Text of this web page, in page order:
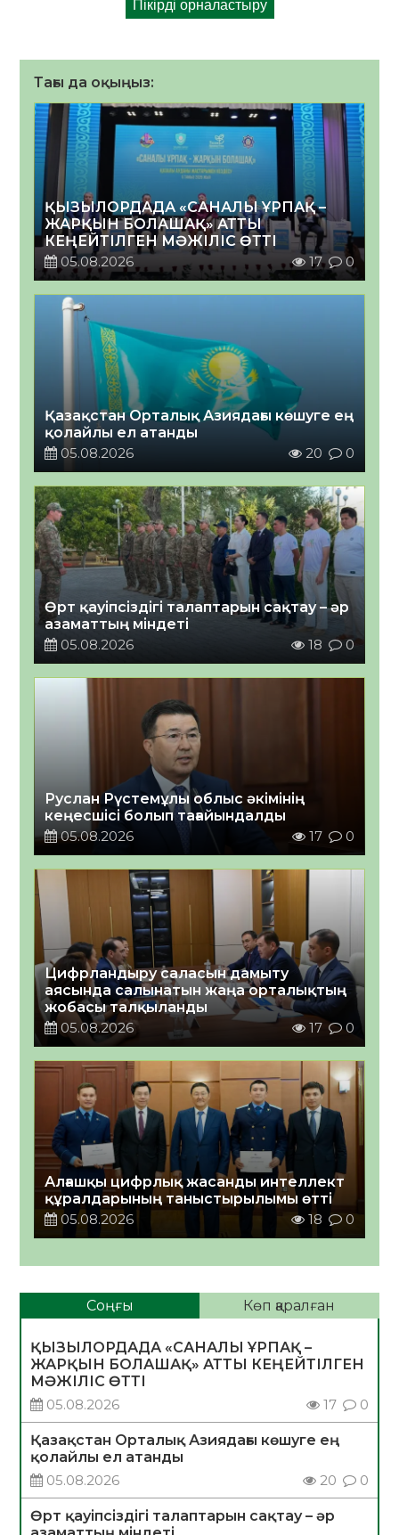
Тағы да оқыңыз:
ҚЫЗЫЛОРДАДА «САНАЛЫ ҰРПАҚ –
ЖАРҚЫН БОЛАШАҚ» АТТЫ
КЕҢЕЙТІЛГЕН МӘЖІЛІС ӨТТІ
05.08.2026
17 0
Қазақстан Орталық Азиядағы көшуге ең
қолайлы ел атанды
05.08.2026
20 0
Өрт қауіпсіздігі талаптарын сақтау – әр
азаматтың міндеті
05.08.2026
18 0
Руслан Рүстемұлы облыс әкімінің
кеңесшісі болып тағайындалды
05.08.2026
17 0
Цифрландыру саласын дамыту
аясында салынатын жаңа орталықтың
жобасы талқыланды
05.08.2026
17 0
Алғашқы цифрлық жасанды интеллект
құралдарының таныстырылымы өтті
05.08.2026
18 0
Соңғы Көп қаралған
ҚЫЗЫЛОРДАДА «САНАЛЫ ҰРПАҚ –
ЖАРҚЫН БОЛАШАҚ» АТТЫ КЕҢЕЙТІЛГЕН
МӘЖІЛІС ӨТТІ
05.08.2026
17 0
Қазақстан Орталық Азиядағы көшуге ең
қолайлы ел атанды
05.08.2026
20 0
Өрт қауіпсіздігі талаптарын сақтау – әр